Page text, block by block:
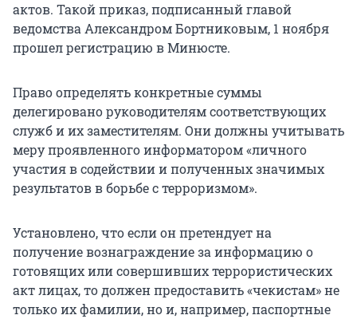
актов. Такой приказ, подписанный главой
ведомства Александром Бортниковым, 1 ноября
прошел регистрацию в Минюсте.
Право определять конкретные суммы
делегировано руководителям соответствующих
служб и их заместителям. Они должны учитывать
меру проявленного информатором «личного
участия в содействии и полученных значимых
результатов в борьбе с терроризмом».
Установлено, что если он претендует на
получение вознаграждение за информацию о
готовящих или совершивших террористических
акт лицах, то должен предоставить «чекистам» не
только их фамилии, но и, например, паспортные